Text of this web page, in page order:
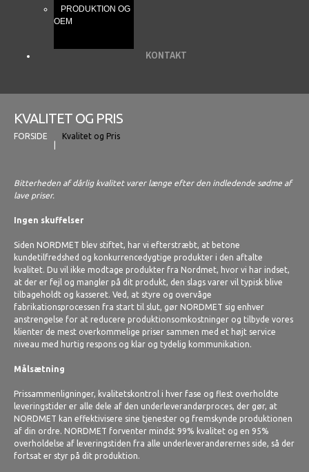
PRODUKTION OG
OEM
KONTAKT
KVALITET OG PRIS
FORSIDE Kvalitet og Pris
Bitterheden af dårlig kvalitet varer længe efter den indledende sødme af
lave priser.
Ingen skuffelser
Siden NORDMET blev stiftet, har vi efterstræbt, at betone
kundetilfredshed og konkurrencedygtige produkter i den aftalte
kvalitet. Du vil ikke modtage produkter fra Nordmet, hvor vi har indset,
at der er fejl og mangler på dit produkt, den slags varer vil typisk blive
tilbageholdt og kasseret. Ved, at styre og overvåge
fabrikationsprocessen fra start til slut, gør NORDMET sig enhver
anstrengelse for at reducere produktionsomkostninger og tilbyde vores
klienter de mest overkommelige priser sammen med et højt service
niveau med hurtig respons og klar og tydelig kommunikation.
Målsætning
Prissammenligninger, kvalitetskontrol i hver fase og flest overholdte
leveringstider er alle dele af den underleverandørproces, der gør, at
NORDMET kan effektivisere sine tjenester og fremskynde produktionen
af din ordre. NORDMET forventer mindst 99% kvalitet og en 95%
overholdelse af leveringstiden fra alle underleverandørernes side, så der
fortsat er styr på dit produktion.